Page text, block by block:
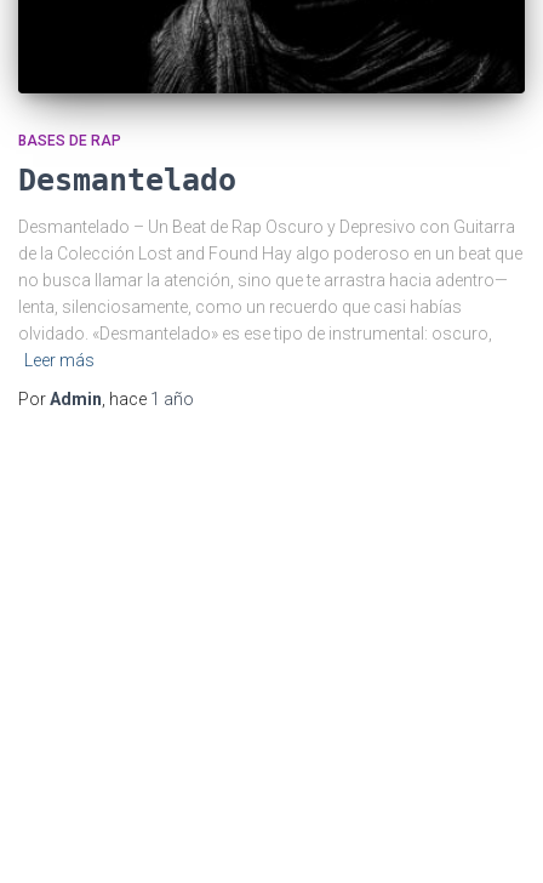
BASES DE RAP
Desmantelado
Desmantelado – Un Beat de Rap Oscuro y Depresivo con Guitarra
de la Colección Lost and Found Hay algo poderoso en un beat que
no busca llamar la atención, sino que te arrastra hacia adentro—
lenta, silenciosamente, como un recuerdo que casi habías
olvidado. «Desmantelado» es ese tipo de instrumental: oscuro,
Leer más
PorAdmin , hace 1 año